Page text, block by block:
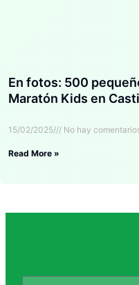
En fotos: 500
Maratón Kids en
15/02/2025 No hay
Read More »